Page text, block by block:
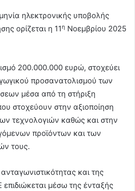
ηλεκτρονικής υποβολής
ορίζεται η 11η Νοεμβρίου 2025
200.000.000 ευρώ, στοχεύει
προσανατολισμού των
μέσα από τη στήριξη
στοχεύουν στην αξιοποίηση
τεχνολογιών καθώς και στην
προϊόντων και των
τους.
και της
μέσω της ένταξής